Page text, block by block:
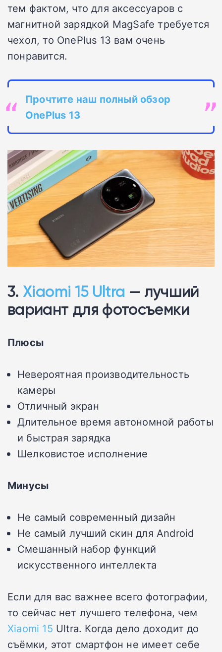
тем фактом, что для аксессуаров с
магнитной зарядкой MagSafe требуется
чехол, то OnePlus 13 вам очень
понравится.
Прочтите наш полный обзор
OnePlus 13
3.Xiaomi 15 Ultra — лучший
вариант для фотосъемки
Плюсы
Невероятная производительность
камеры
Отличный экран
Длительное время автономной работы
и быстрая зарядка
Шелковистое исполнение
Минусы
Не самый современный дизайн
Не самый лучший скин для Android
Смешанный набор функций
искусственного интеллекта
Если для вас важнее всего фотографии,
то сейчас нет лучшего телефона, чем
Xiaomi 15 Ultra. Когда дело доходит до
съёмки, этот смартфон не имеет себе